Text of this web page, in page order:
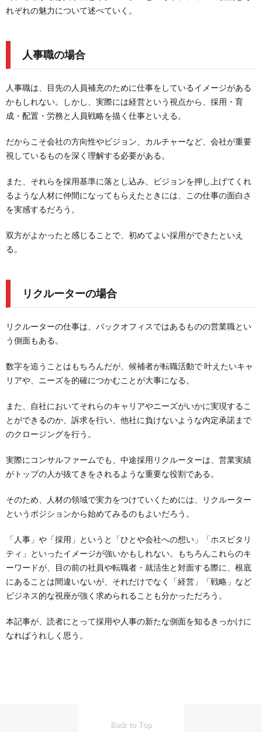
れぞれの魅力について述べていく。
人事職の場合
人事職は、目先の人員補充のために仕事をしているイメージがある
かもしれない。しかし、実際には経営という視点から、採用・育
成・配置・労務と人員戦略を描く仕事といえる。
だからこそ会社の方向性やビジョン、カルチャーなど、会社が重要
視しているものを深く理解する必要がある。
また、それらを採用基準に落とし込み、ビジョンを押し上げてくれ
るような人材に仲間になってもらえたときには、この仕事の面白さ
を実感するだろう。
双方がよかったと感じることで、初めてよい採用ができたといえ
る。
リクルーターの場合
リクルーターの仕事は、バックオフィスではあるものの営業職とい
う側面もある。
数字を追うことはもちろんだが、候補者が転職活動で 叶えたいキャ
リアや、ニーズを的確につかむことが大事になる。
また、自社においてそれらのキャリアやニーズがいかに実現するこ
とができるのか、訴求を行い、他社に負けないような内定承諾まで
のクロージングを行う。
実際にコンサルファームでも、中途採用リクルーターは、営業実績
がトップの人が抜てきをされるような重要な役割である。
そのため、人材の領域で実力をつけていくためには、リクルーター
というポジションから始めてみるのもよいだろう。
「人事」や「採用」というと「ひとや会社への想い」「ホスピタリ
ティ」といったイメージが強いかもしれない。もちろんこれらのキ
ーワードが、目の前の社員や転職者・就活生と対面する際に、根底
にあることは間違いないが、それだけでなく「経営」「戦略」など
ビジネス的な視座が強く求められることも分かっただろう。
本記事が、読者にとって採用や人事の新たな側面を知るきっかけに
なればうれしく思う。
Back to Top